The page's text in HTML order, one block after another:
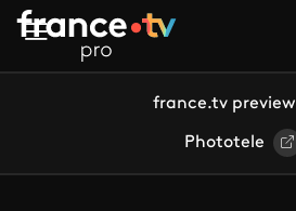
Aller au contenu principal
france.tv preview
Phototele